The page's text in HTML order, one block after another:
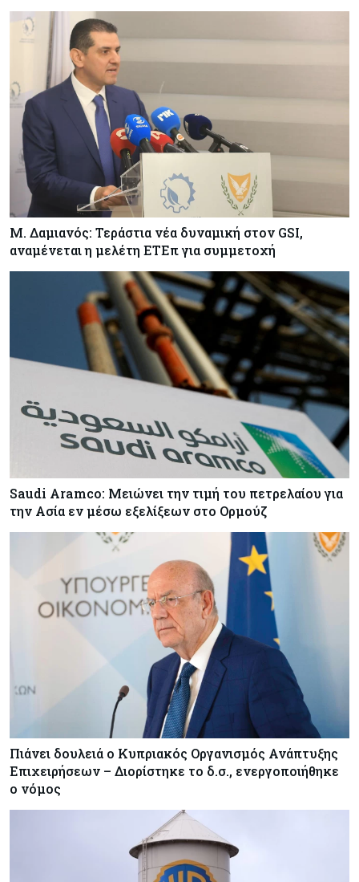
Κόσμος
Η Ινδία ανεβάζει ταχύτητα στη διάλυση πλοίων
– Στο 35,4% το παγκόσμιο μερίδιό της
Κύπρος 06-08-2026
ΠτΔ: Υπεράνω όλων το δημόσιο συμφέρον – Όλα
όσα έγιναν στην τελετή διαβεβαίωσης των
νέων μελών της κυβέρνησης
Μ. Δαμιανός: Τεράστια νέα δυναμική στον GSI,
αναμένεται η μελέτη ΕΤΕπ για συμμετοχή
Saudi Aramco: Μειώνει την τιμή του πετρελαίου για
την Ασία εν μέσω εξελίξεων στο Ορμούζ
Πιάνει δουλειά ο Κυπριακός Οργανισμός Ανάπτυξης
Επιχειρήσεων – Διορίστηκε το δ.σ., ενεργοποιήθηκε
ο νόμος